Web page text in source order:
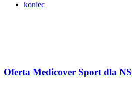
koniec
Oferta Medicover Sport dla